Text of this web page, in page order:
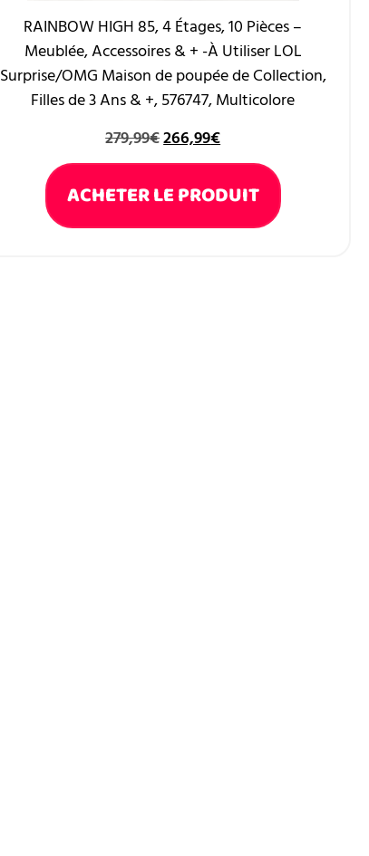
RAINBOW HIGH 85, 4 Étages, 10 Pièces –
Meublée, Accessoires & + -À Utiliser LOL
Surprise/OMG Maison de poupée de Collection,
Filles de 3 Ans & +, 576747, Multicolore
279,99€266,99€
ACHETER LE PRODUIT